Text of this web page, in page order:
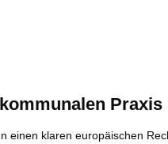
Praxis
einen klaren europäischen